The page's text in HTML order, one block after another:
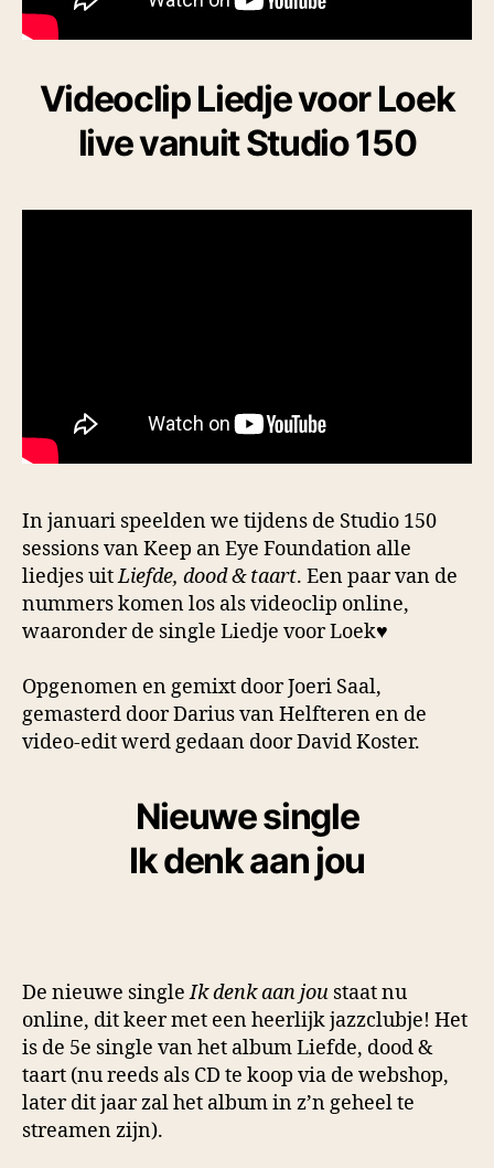
Videoclip Liedje voor Loek
live vanuit Studio 150
In januari speelden we tijdens de Studio 150
sessions van Keep an Eye Foundation alle
liedjes uitLiefde, dood & taart. Een paar van de
nummers komen los als videoclip online,
waaronder de single Liedje voor Loek♥️
Opgenomen en gemixt door Joeri Saal,
gemasterd door Darius van Helfteren en de
video-edit werd gedaan door David Koster.
Nieuwe single
Ik denk aan jou
De nieuwe singleIk denk aan jou staat nu
online, dit keer met een heerlijk jazzclubje! Het
is de 5e single van het album Liefde, dood &
taart (nu reeds als CD te koop via de webshop,
later dit jaar zal het album in z’n geheel te
streamen zijn).